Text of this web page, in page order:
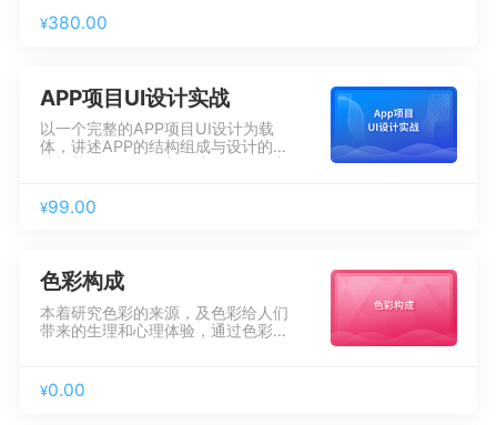
¥380.00
APP项目UI设计实战
以一个完整的APP项目UI设计为载
体，讲述APP的结构组成与设计的尺
寸规范，APP开发制作流程、APP主
面设计、APP跨平台设计规范及切图
标注等。
¥99.00
色彩构成
本着研究色彩的来源，及色彩给人们
带来的生理和心理体验，通过色彩训
¥0.00